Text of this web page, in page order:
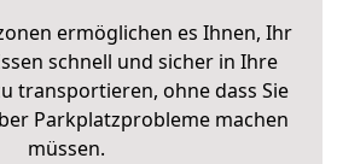
ermöglichen es Ihnen, Ihr
schnell und sicher in Ihre
transportieren, ohne dass Sie
Parkplatzprobleme machen
müssen.